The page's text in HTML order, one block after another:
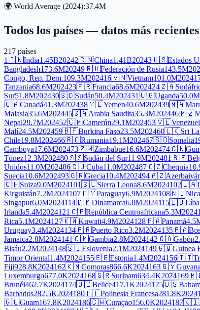
🌍 World Average (2024):37.4M
Todos los países — datos más recientes
217 países
1🇮🇳India1.45B20242🇨🇳China1.41B20243🇺🇸Estados
Bangladesh173.6M20249🇷🇺Federación de Rusia143.5M
Congo, Rep. Dem.109.3M202416🇻🇳Vietnam101.0M2024
Tanzania68.6M202423🇫🇷Francia68.6M202424🇿🇦
Sur51.8M202430🇸🇩Sudán50.4M202431🇺🇬Uganda50.0M
🇨🇦Canadá41.3M202438🇾🇪Yemen40.6M202439🇲🇦
Malasia35.6M202445🇸🇦Arabia Saudita35.3M202446🇲🇿
Nepal29.7M202452🇨🇲Camerún29.1M202453🇻🇪
Malí24.5M202459🇧🇫Burkina Faso23.5M202460🇱🇰Sri
Chile19.8M202466🇷🇴Rumania19.1M202467🇸🇴Somalia
Camboya17.6M202473🇿🇼Zimbabue16.6M202474🇬🇳
Túnez12.3M202480🇸🇸Sudán del Sur11.9M202481🇧🇪
Unidos11.0M202486🇨🇺Cuba11.0M202487🇨🇿Chequia
Suecia10.6M202493🇬🇷Grecia10.4M202494🇦🇿
🇨🇭Suiza9.0M2024101🇸🇱Sierra Leona8.6M2024102🇱🇦
Kirguistán7.2M2024107🇵🇾Paraguay6.9M2024108🇳🇮
Singapur6.0M2024114🇩🇰Dinamarca6.0M2024115🇱🇧
Irlanda5.4M2024121🇨🇫República Centroafricana5.3M2024
Rica5.1M2024127🇰🇼Kuwait4.9M2024128🇵🇦Panamá
Uruguay3.4M2024134🇵🇷Puerto Rico3.2M2024135🇧🇦
Jamaica2.8M2024141🇬🇲Gambia2.8M2024142🇬🇦Gabón
Bisáu2.2M2024148🇸🇮Eslovenia2.1M2024149🇬🇶Guinea
Timor Oriental1.4M2024155🇪🇪Estonia1.4M2024156🇹🇹
Fiji928.8K2024162🇰🇲Comoras866.6K2024163🇬🇾Guyana
Luxemburgo677.0K2024168🇸🇷Surinam634.4K2024169
Brunéi462.7K2024174🇧🇿Belice417.1K2024175🇧🇸
Barbados282.5K2024180🇵🇫Polinesia Francesa281.8K2024
🇬🇺Guam167.8K2024186🇨🇼Curaçao156.0K2024187🇰🇮